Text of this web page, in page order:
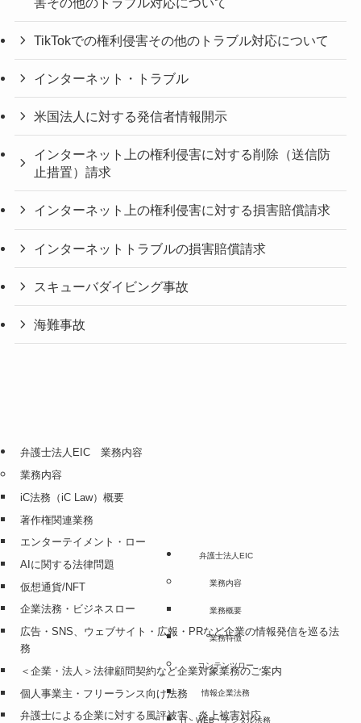
TikTokでの権利侵害その他のトラブル対応について
インターネット・トラブル
米国法人に対する発信者情報開示
インターネット上の権利侵害に対する削除（送信防
止措置）請求
インターネット上の権利侵害に対する損害賠償請求
インターネットトラブルの損害賠償請求
スキューバダイビング事故
海難事故
弁護士法人EIC 業務内容
業務内容
iC法務（iC Law）概要
著作権関連業務
エンターテイメント・ロー
AIに関する法律問題
仮想通貨/NFT
企業法務・ビジネスロー
広告・SNS、ウェブサイト・広報・PRなど企業の情報発信を巡る法
務
＜企業・法人＞法律顧問契約など企業対象業務のご案内
個人事業主・フリーランス向け法務
弁護士による企業に対する風評被害、炎上被害対応
弁護士法人EIC
業務内容
業務概要
業務特徴
コンテンツロー
情報企業法務
IT・WEB・デジタル法務